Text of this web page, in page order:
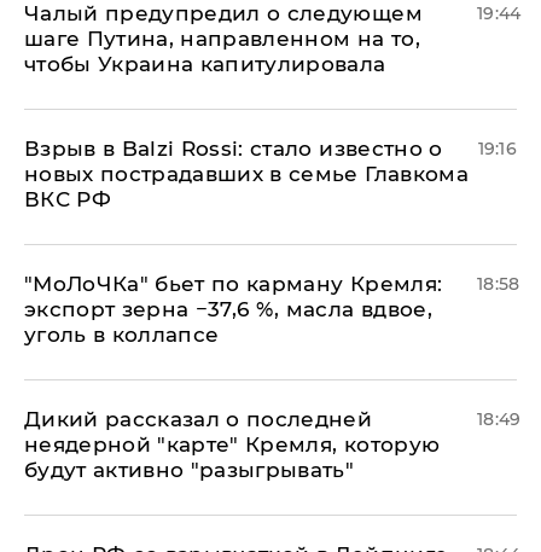
Чалый предупредил о следующем
шаге Путина, направленном на то,
чтобы Украина капитулировала
19:44
Взрыв в Balzi Rossi: стало известно о
новых пострадавших в семье Главкома
ВКС РФ
19:16
​"МоЛоЧКа" бьет по карману Кремля:
экспорт зерна −37,6 %, масла вдвое,
уголь в коллапсе
18:58
Дикий рассказал о последней
неядерной "карте" Кремля, которую
будут активно "разыгрывать"
18:49